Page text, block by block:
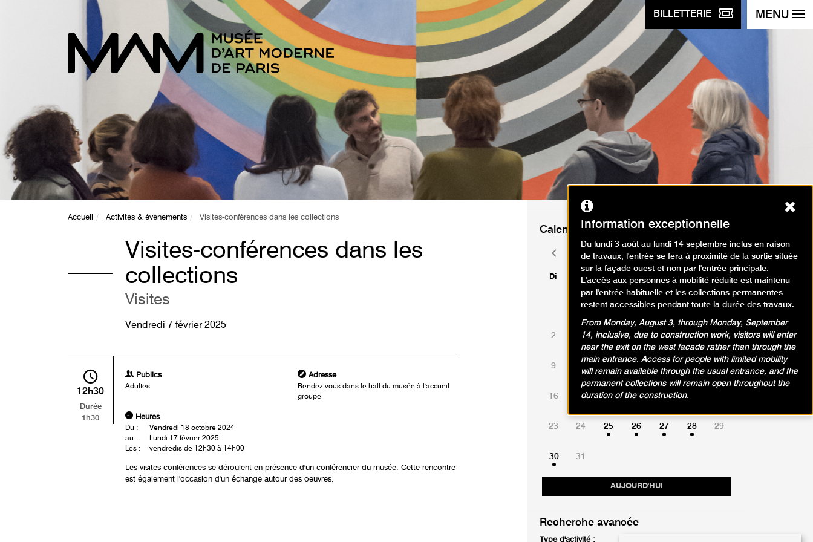
BILLETTERIE MENU
Accueil Activités & événements Visites-conférences dans les collections
Visites-conférences dans les
collections
Visites
Vendredi 7 février 2025
12h30
Durée
1h30
Publics
Adultes
Adresse
Rendez vous dans le hall du musée à l'accueil
groupe
Heures
Du :
Vendredi 18 octobre 2024
au :
Lundi 17 février 2025
Les :
vendredis de 12h30 à 14h00
Les visites conférences se déroulent en présence d'un conférencier du musée. Cette rencontre
est également l'occasion d'un échange autour des oeuvres.
Calendrier des événements
août 2026
Di Lu Ma Ve Sa
AUJOURD'HUI
1
2 3 4 5 6 7 8
9 12 13 14
16 17 18 19 20 21
23 24 25 26 27 28 29
30 31
Mois
précédent
Mois
suivant
Recherche avancée
Type d'activité :
Information exceptionnelle
Du lundi 3 août au lundi 14 septembre inclus en raison
de travaux, l'entrée se fera à proximité de la sortie située
sur la façade ouest et non par l'entrée principale.
L'accès aux personnes à mobilité réduite est maintenu
par l'entrée habituelle et les collections permanentes
restent accessibles pendant toute la durée des travaux.
From Monday, August 3, through Monday, September
14, inclusive, due to construction work, visitors will enter
near the exit on the west facade rather than through the
main entrance. Access for people with limited mobility
will remain available through the usual entrance, and the
permanent collections will remain open throughout the
duration of the construction.